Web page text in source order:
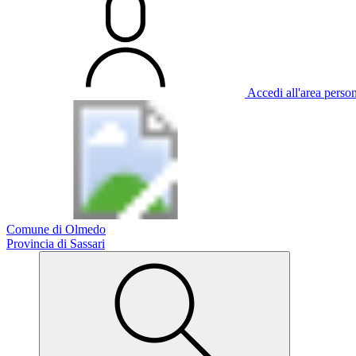
Accedi all'area
Comune di Olmedo
Provincia di Sassari